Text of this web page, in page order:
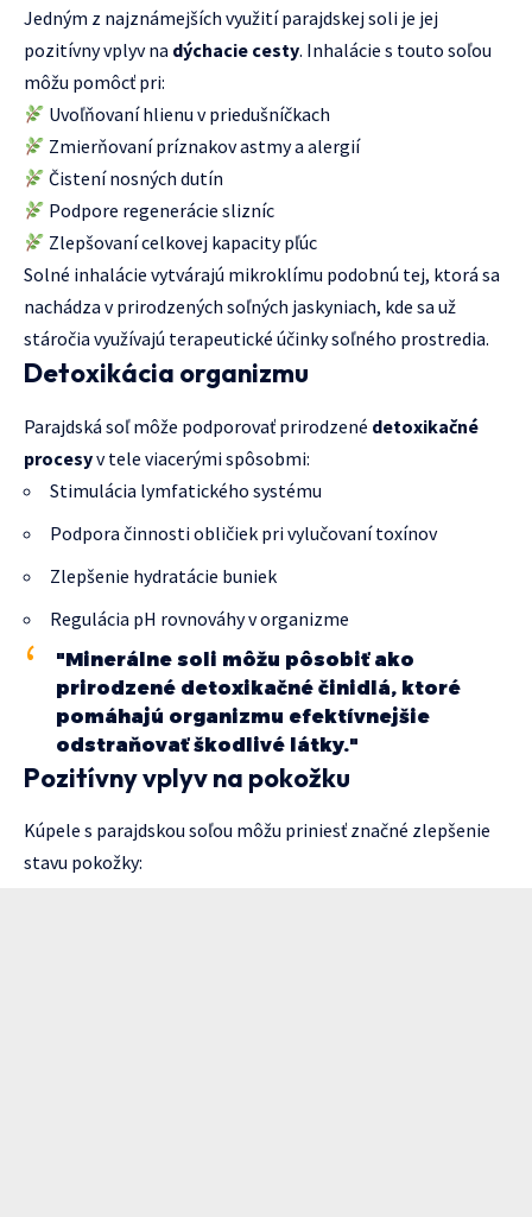
Jedným z najznámejších využití parajdskej soli je jej
pozitívny vplyv na dýchacie cesty. Inhalácie s touto soľou
môžu pomôcť pri:
Uvoľňovaní hlienu v priedušníčkach
Zmierňovaní príznakov astmy a alergií
Čistení nosných dutín
Podpore regenerácie slizníc
Zlepšovaní celkovej kapacity pľúc
Solné inhalácie vytvárajú mikroklímu podobnú tej, ktorá sa
nachádza v prirodzených soľných jaskyniach, kde sa už
stáročia využívajú terapeutické účinky soľného prostredia.
Detoxikácia organizmu
Parajdská soľ môže podporovať prirodzené detoxikačné
procesyv tele viacerými spôsobmi:
Stimulácia lymfatického systému
Podpora činnosti obličiek pri vylučovaní toxínov
Zlepšenie hydratácie buniek
Regulácia pH rovnováhy v organizme
"Minerálne soli môžu pôsobiť ako
prirodzené detoxikačné činidlá, ktoré
pomáhajú organizmu efektívnejšie
odstraňovať škodlivé látky."
Pozitívny vplyv na pokožku
Kúpele s parajdskou soľou môžu priniesť značné zlepšenie
stavu pokožky: